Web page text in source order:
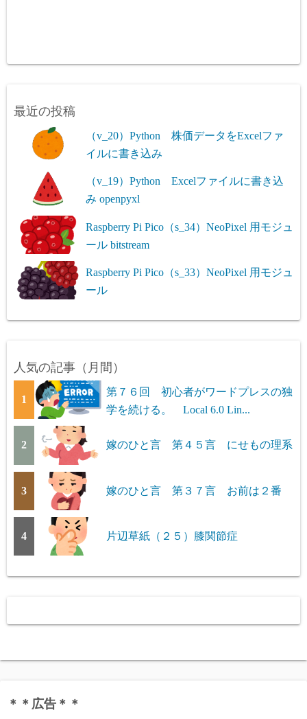
最近の投稿
（v_20）Python 株価データをExcelファ
イルに書き込み
（v_19）Python Excelファイルに書き込
み openpyxl
Raspberry Pi Pico（s_34）NeoPixel 用モジュ
ール bitstream
Raspberry Pi Pico（s_33）NeoPixel 用モジュ
ール
人気の記事（月間）
1
第７６回 初心者がワードプレスの独
学を続ける。 Local 6.0 Lin...
2 嫁のひと言 第４５言 にせもの理系
3 嫁のひと言 第３７言 お前は２番
4 片辺草紙（２５）膝関節症
＊＊広告＊＊